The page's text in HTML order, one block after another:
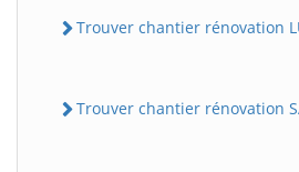
Trouver chantier rénovation
Trouver chantier rénovation